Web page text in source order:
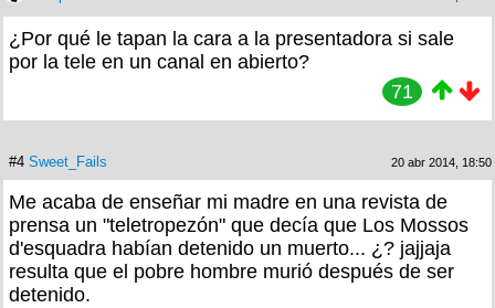
¿Por qué le tapan la cara a la presentadora si sale
por la tele en un canal en abierto?
71
#4 Sweet_Fails 20 abr 2014, 18:50
Me acaba de enseñar mi madre en una revista de
prensa un "teletropezón" que decía que Los Mossos
d'esquadra habían detenido un muerto... ¿? jajjaja
resulta que el pobre hombre murió después de ser
detenido.